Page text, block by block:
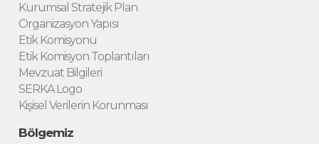
Kurumsal Stratejik Plan
Organizasyon Yapısı
Etik Komisyonu
Etik Komisyon Toplantıları
Mevzuat Bilgileri
SERKA Logo
Kişisel Verilerin Korunması
Bölgemiz